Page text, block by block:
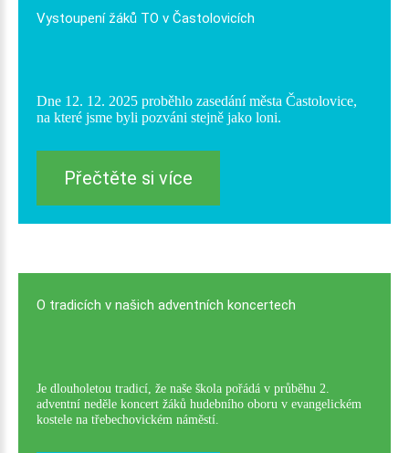
Vystoupení žáků TO v Častolovicích
Dne 12. 12. 2025 proběhlo zasedání města Častolovice,
na které jsme byli pozváni stejně jako loni.
Přečtěte si více
O tradicích v našich adventních koncertech
Je dlouholetou tradicí, že naše škola pořádá v průběhu 2.
adventní neděle koncert žáků hudebního oboru v evangelickém
kostele na třebechovickém náměstí.